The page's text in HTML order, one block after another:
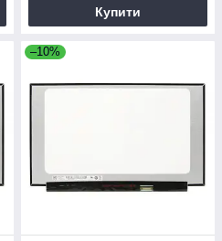
Купити
–10%